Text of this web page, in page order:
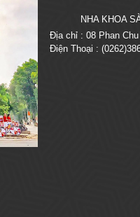
NHA KHOA
Địa chỉ : 08 Phan
Điện Thoại :